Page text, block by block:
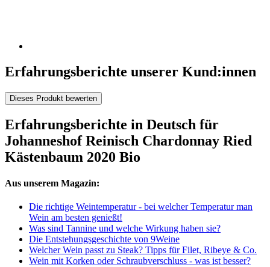
Erfahrungsberichte unserer Kund:innen
Dieses Produkt bewerten
Erfahrungsberichte in Deutsch für
Johanneshof Reinisch Chardonnay Ried
Kästenbaum 2020 Bio
Aus unserem Magazin:
Die richtige Weintemperatur - bei welcher Temperatur man
Wein am besten genießt!
Was sind Tannine und welche Wirkung haben sie?
Die Entstehungsgeschichte von 9Weine
Welcher Wein passt zu Steak? Tipps für Filet, Ribeye & Co.
Wein mit Korken oder Schraubverschluss - was ist besser?